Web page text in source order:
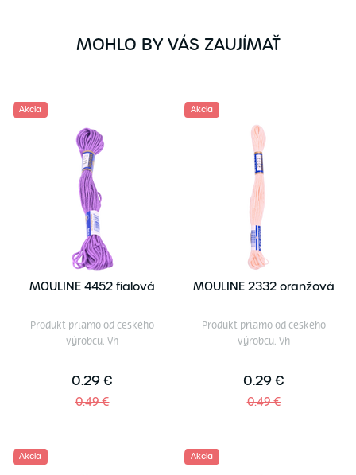
MOHLO BY VÁS ZAUJÍMAŤ
Akcia
MOULINE 4452 fialová
Produkt priamo od českého
výrobcu. Vh
0.29 €
0.49 €
Akcia
MOULINE 2332 oranžová
Produkt priamo od českého
výrobcu. Vh
0.29 €
0.49 €
Akcia Akcia